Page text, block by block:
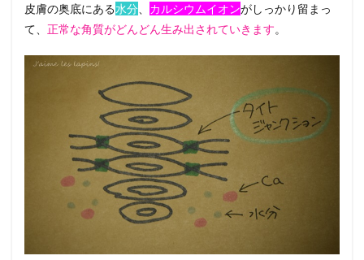
皮膚の奥底にある水分 カルシウムイオンがしっかり留まっ
て、 正常な角質がどんどん生み出されていきます。